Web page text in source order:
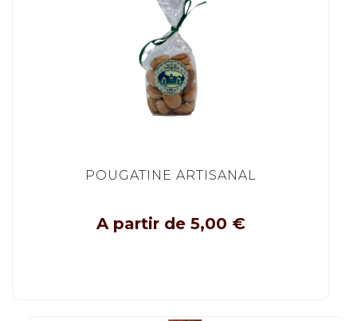
POUGATINE ARTISANAL
A partir de 5,00 €